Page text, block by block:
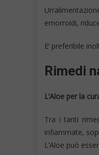
emorroidi,
E’ preferibile
Rimedi
L’Aloe per la
Tra i tanti
infiammate,
L’Aloe può